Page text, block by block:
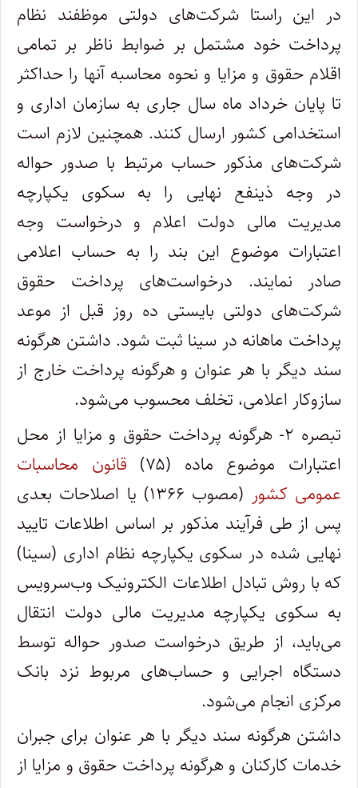
در این راستا ‌شرکت‌های دولتی موظفند نظام
پرداخت خود مشتمل بر ضوابط ناظر بر تمامی
اقلام حقوق و مزایا و نحوه محاسبه آنها را حداکثر
تا پایان خرداد ماه سال جاری به سازمان اداری و
استخدامی کشور ارسال کنند. همچنین لازم است
‌شرکت‌های مذکور حساب مرتبط با صدور حواله
در وجه ذینفع نهایی را به سکوی یکپارچه
مدیریت مالی دولت اعلام و درخواست وجه
اعتبارات موضوع این بند را به حساب اعلامی
صادر نمایند. درخواست‌های پرداخت حقوق
‌شرکت‌های دولتی بایستی ده روز قبل از موعد
پرداخت ماهانه در سینا ثبت شود. داشتن هرگونه
سند دیگر با هر عنوان و هرگونه پرداخت خارج از
سازوکار اعلامی، تخلف محسوب می‌شود‌.
تبصره ۲- هرگونه پرداخت حقوق و مزایا از محل
اعتبارات موضوع ماده (۷۵)
قانون محاسبات
عمومی کشور
(مصوب ۱۳۶۶) یا اصلاحات بعدی
پس از طی فرآیند مذکور بر اساس اطلاعات تایید
نهایی شده در سکوی یکپارچه نظام اداری (سینا)
که با روش تبادل اطلاعات الکترونیک وب‌سرویس
به سکوی یکپارچه مدیریت مالی دولت انتقال
می‌باید، از طریق درخواست صدور حواله توسط
دستگاه اجرایی و حساب‌های مربوط نزد بانک
مرکزی انجام ‌می‌شود‌.
داشتن هرگونه سند دیگر با هر عنوان برای جبران
خدمات کارکنان و هرگونه پرداخت حقوق و مزایا از